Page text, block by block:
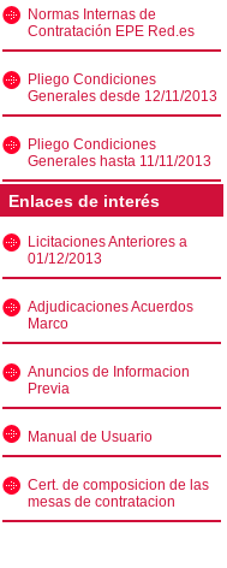
Normas Internas de
Contratación EPE Red.es
Pliego Condiciones
Generales desde 12/11/2013
Pliego Condiciones
Generales hasta 11/11/2013
Enlaces de interés
Licitaciones Anteriores a
01/12/2013
Adjudicaciones Acuerdos
Marco
Anuncios de Informacion
Previa
Manual de Usuario
Cert. de composicion de las
mesas de contratacion